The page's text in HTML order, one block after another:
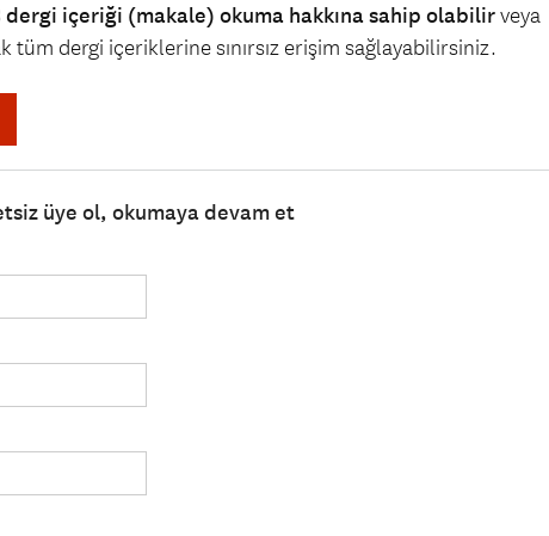
içeriği (makale) okuma hakkına sahip olabilirveya
tüm dergi içeriklerine sınırsız erişim sağlayabilirsiniz.
üye ol, okumaya devam et